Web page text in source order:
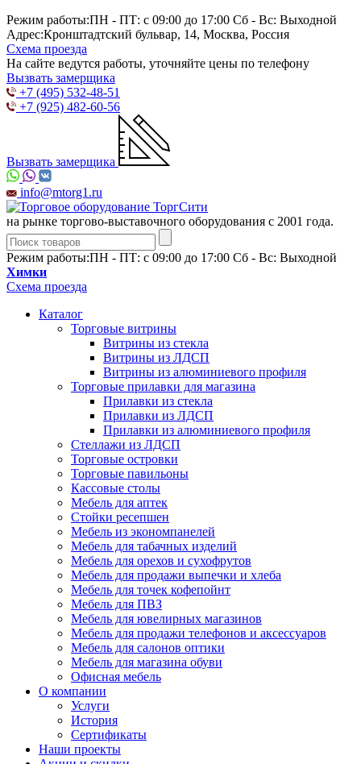
Режим работы:ПН - ПТ: с 09:00 до 17:00 Сб - Вс: Выходной
Адрес:Кронштадтский бульвар, 14, Москва, Россия
Схема проезда
На сайте ведутся работы, уточняйте цены по телефону
Вызвать замерщика
+7 (495) 532-48-51
+7 (925) 482-60-56
Вызвать замерщика
info@mtorg1.ru
на рынке торгово-выставочного оборудования с 2001 года.
Режим работы:ПН - ПТ: с 09:00 до 17:00 Сб - Вс: Выходной
Химки
Схема проезда
Каталог
Торговые витрины
Витрины из cтекла
Витрины из ЛДСП
Витрины из алюминиевого профиля
Торговые прилавки для магазина
Прилавки из стекла
Прилавки из ЛДСП
Прилавки из алюминиевого профиля
Стеллажи из ЛДСП
Торговые островки
Торговые павильоны
Кассовые столы
Мебель для аптек
Стойки ресепшен
Мебель из экономпанелей
Мебель для табачных изделий
Мебель для орехов и сухофрутов
Мебель для продажи выпечки и хлеба
Мебель для точек кофепойнт
Мебель для ПВЗ
Мебель для ювелирных магазинов
Мебель для продажи телефонов и аксессуаров
Мебель для салонов оптики
Мебель для магазина обуви
Офисная мебель
О компании
Услуги
История
Сертификаты
Наши проекты